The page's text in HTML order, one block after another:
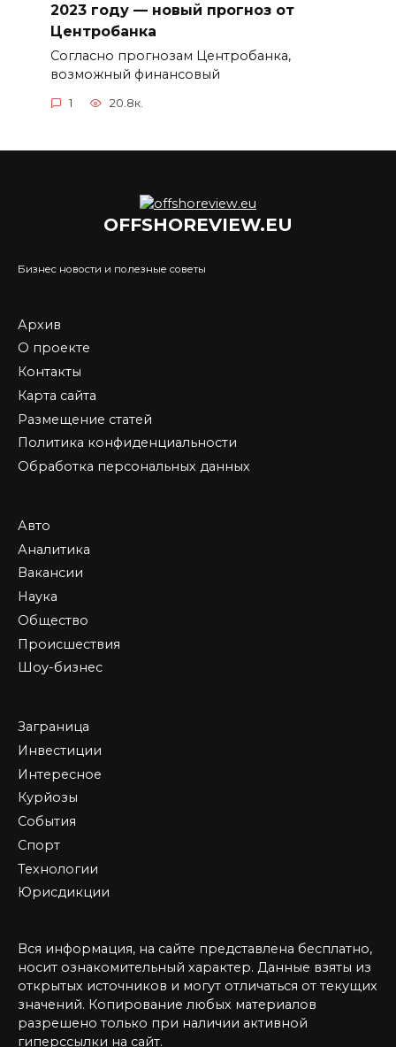
2023 году — новый прогноз от
Центробанка
Согласно прогнозам Центробанка,
возможный финансовый
1 20.8к.
OFFSHOREVIEW.EU
Бизнес новости и полезные советы
Архив
О проекте
Контакты
Карта сайта
Размещение статей
Политика конфиденциальности
Обработка персональных данных
Авто
Аналитика
Вакансии
Наука
Общество
Происшествия
Шоу-бизнес
Заграница
Инвестиции
Интересное
Курйозы
События
Спорт
Технологии
Юрисдикции
Вся информация, на сайте представлена бесплатно,
носит ознакомительный характер. Данные взяты из
открытых источников и могут отличаться от текущих
значений. Копирование любых материалов
разрешено только при наличии активной
гиперссылки на сайт.